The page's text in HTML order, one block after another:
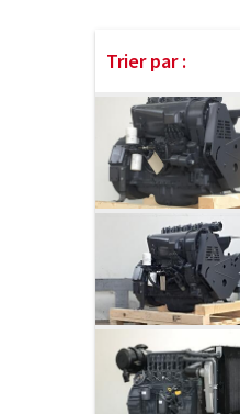
Trier par :